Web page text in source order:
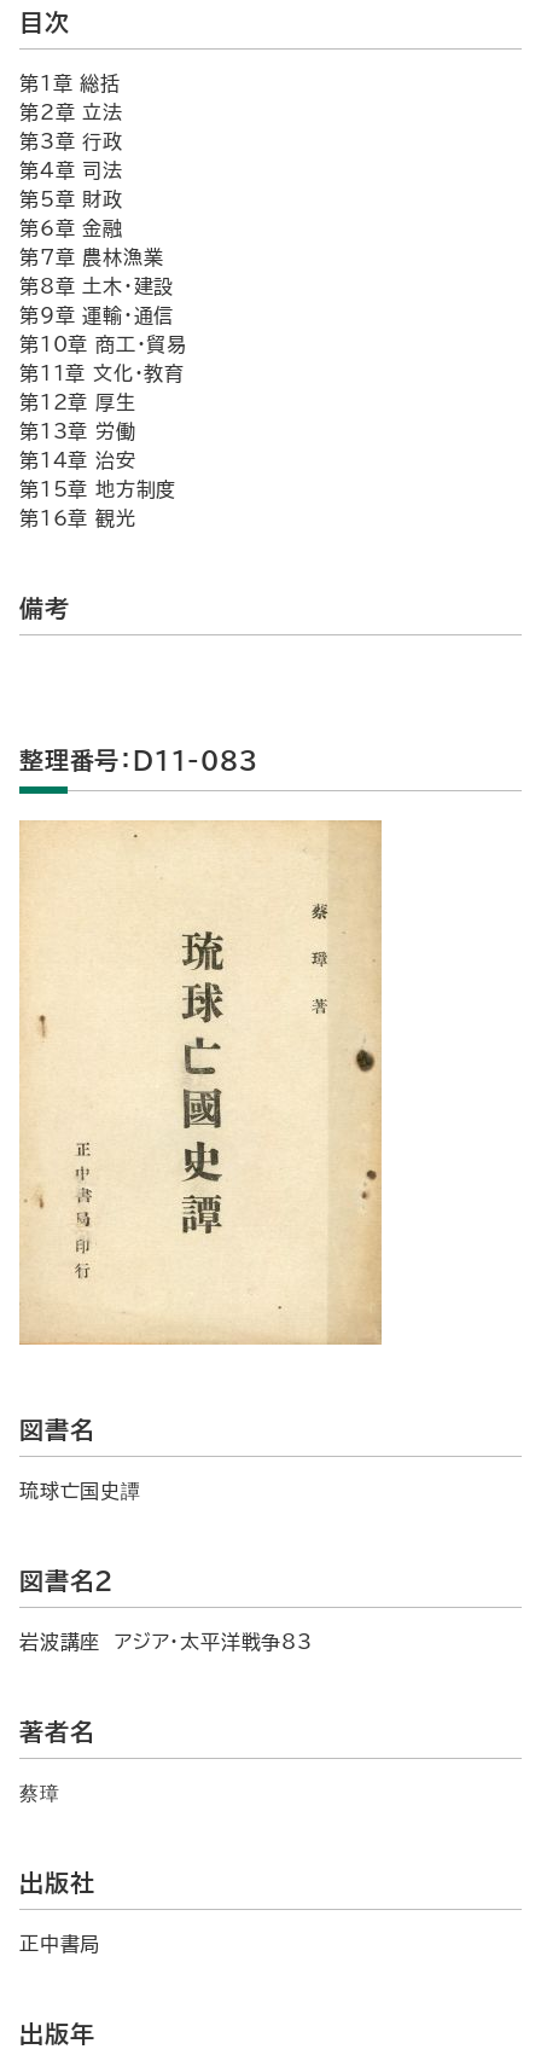
目次
第1章 総括
第2章 立法
第3章 行政
第4章 司法
第5章 財政
第6章 金融
第7章 農林漁業
第8章 土木・建設
第9章 運輸・通信
第10章 商工・貿易
第11章 文化・教育
第12章 厚生
第13章 労働
第14章 治安
第15章 地方制度
第16章 観光
備考
整理番号：D11-083
図書名
琉球亡国史譚
図書名2
岩波講座 アジア・太平洋戦争83
著者名
蔡璋
出版社
正中書局
出版年